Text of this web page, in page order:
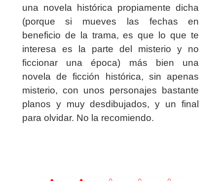
una novela histórica propiamente dicha
(porque si mueves las fechas en
beneficio de la trama, es que lo que te
interesa es la parte del misterio y no
ficcionar una época) más bien una
novela de ficción histórica, sin apenas
misterio, con unos personajes bastante
planos y muy desdibujados, y un final
para olvidar. No la recomiendo.